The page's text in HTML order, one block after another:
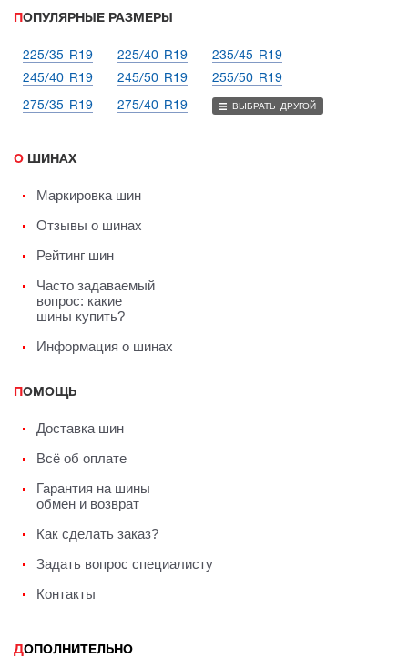
ПОПУЛЯРНЫЕ РАЗМЕРЫ
225/35 R19 225/40 R19
235/45 R19
245/40 R19
245/50 R19 255/50 R19
275/35 R19 275/40 R19 ВЫБРАТЬ ДРУГОЙ
О ШИНАХ
Маркировка шин
Отзывы о шинах
Рейтинг шин
Часто задаваемый
вопрос: какие
шины купить?
Информация о шинах
ПОМОЩЬ
Доставка шин
Всё об оплате
Гарантия на шины
обмен и возврат
Как сделать заказ?
Задать вопрос специалисту
Контакты
ДОПОЛНИТЕЛЬНО